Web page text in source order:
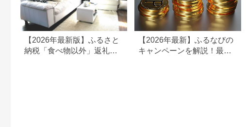
【2026年最新版】ふるさと
納税「食べ物以外」返礼品
【2026年最新】ふるなびの
キャンペーンを解説！最大